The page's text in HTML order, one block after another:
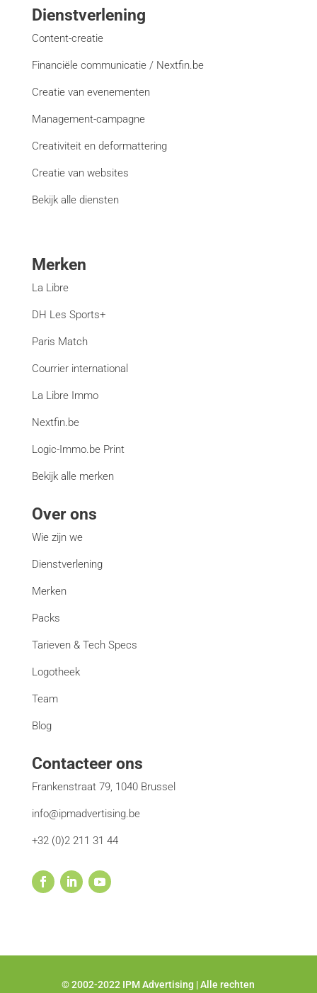
Dienstverlening
Content-creatie
Financiële communicatie / Nextfin.be
Creatie van evenementen
Management-campagne
Creativiteit en deformattering
Creatie van websites
Bekijk alle diensten
Merken
La Libre
DH Les Sports+
Paris Match
Courrier international
La Libre Immo
Nextfin.be
Logic-Immo.be Print
Bekijk alle merken
Over ons
Wie zijn we
Dienstverlening
Merken
Packs
Tarieven & Tech Specs
Logotheek
Team
Blog
Contacteer ons
Frankenstraat 79, 1040 Brussel
info@ipmadvertising.be
+32 (0)2 211 31 44
© 2002-2022 IPM Advertising | Alle rechten